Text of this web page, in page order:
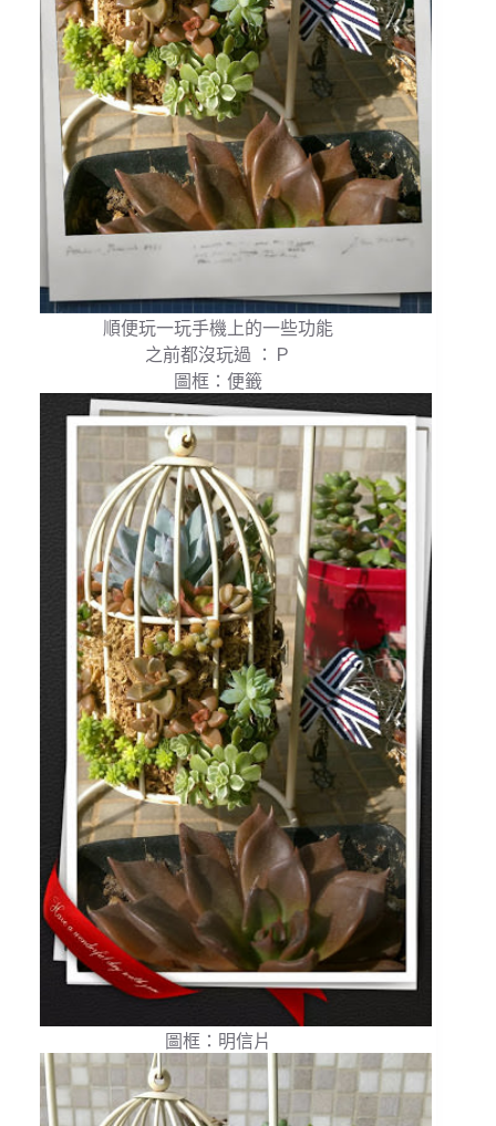
順便玩一玩手機上的一些功能
之前都沒玩過 ：Ｐ
圖框：便籤
圖框：明信片